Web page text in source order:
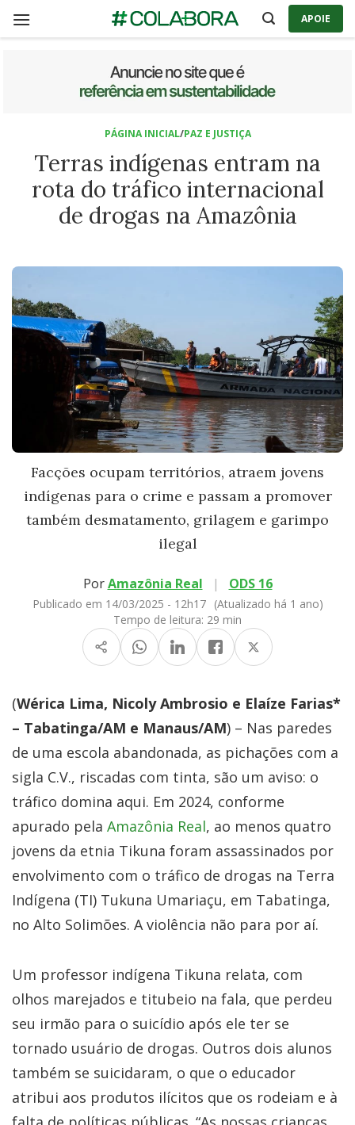
APOIE
PÁGINA INICIAL/PAZ E JUSTIÇA
Terras indígenas entram na
rota do tráfico internacional
de drogas na Amazônia
Facções ocupam territórios, atraem jovens
indígenas para o crime e passam a promover
também desmatamento, grilagem e garimpo
ilegal
PorAmazônia Real | ODS 16
Publicado em 14/03/2025 - 12h17 (Atualizado há 1 ano)
Tempo de leitura: 29 min
(Wérica Lima, Nicoly Ambrosio e Elaíze Farias*
– Tabatinga/AM e Manaus/AM) – Nas paredes
de uma escola abandonada, as pichações com a
sigla C.V., riscadas com tinta, são um aviso: o
tráfico domina aqui. Em 2024, conforme
apurado pela Amazônia Real, ao menos quatro
jovens da etnia Tikuna foram assassinados por
envolvimento com o tráfico de drogas na Terra
Indígena (TI) Tukuna Umariaçu, em Tabatinga,
no Alto Solimões. A violência não para por aí.
Um professor indígena Tikuna relata, com
olhos marejados e titubeio na fala, que perdeu
seu irmão para o suicídio após ele ter se
tornado usuário de drogas. Outros dois alunos
também se suicidaram, o que o educador
atribui aos produtos ilícitos que os rodeiam e à